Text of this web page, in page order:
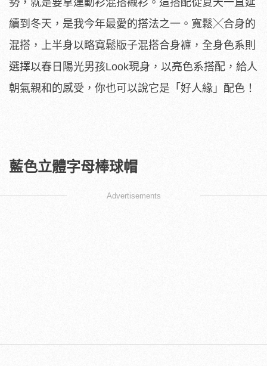
續到冬天，是我今年最愛的搭法之一。寬鬆╳合身的
混搭，上半身以略寬鬆版子混搭合身褲，全身色系則
選擇以春日陽光男孩Look現身，以亮色系搭配，給人
朝氣親和的感受，你也可以說它是「好人緣」配色！
藍色立體字母棒球帽
Advertisements